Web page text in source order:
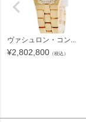
ヴァシュロン・コン...
¥2,802,800 （税込）